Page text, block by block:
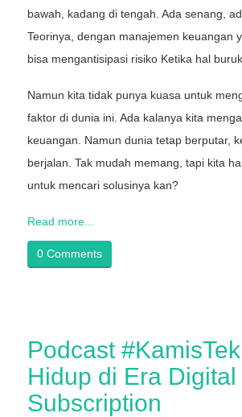
bawah, kadang di tengah. Ada senang,
Teorinya, dengan manajemen keuangan
bisa mengantisipasi risiko Ketika hal
Namun kita tidak punya kuasa untuk
faktor di dunia ini. Ada kalanya kita
keuangan. Namun dunia tetap berputar,
berjalan. Tak mudah memang, tapi kita
untuk mencari solusinya kan?
Read more...
0 Comments
Podcast
Hidup di Era Digital
Subscription